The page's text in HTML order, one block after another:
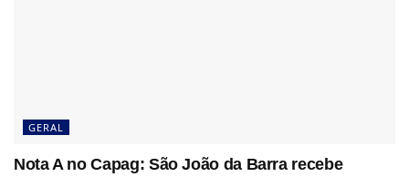
GERAL
Nota A no Capag: São João da Barra recebe